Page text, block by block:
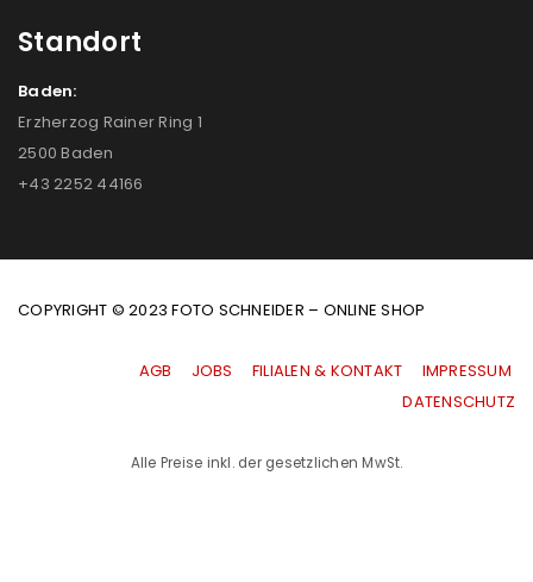
Standort
Baden:
Erzherzog Rainer Ring 1
2500 Baden
+43 2252 44166
COPYRIGHT © 2023 FOTO SCHNEIDER – ONLINE SHOP
AGB JOBS FILIALEN & KONTAKT
IMPRESSUM
|DATENSCHUTZ
Alle Preise inkl. der gesetzlichen MwSt.